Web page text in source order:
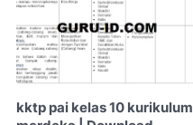
kktp pai kelas 10 kurikulum